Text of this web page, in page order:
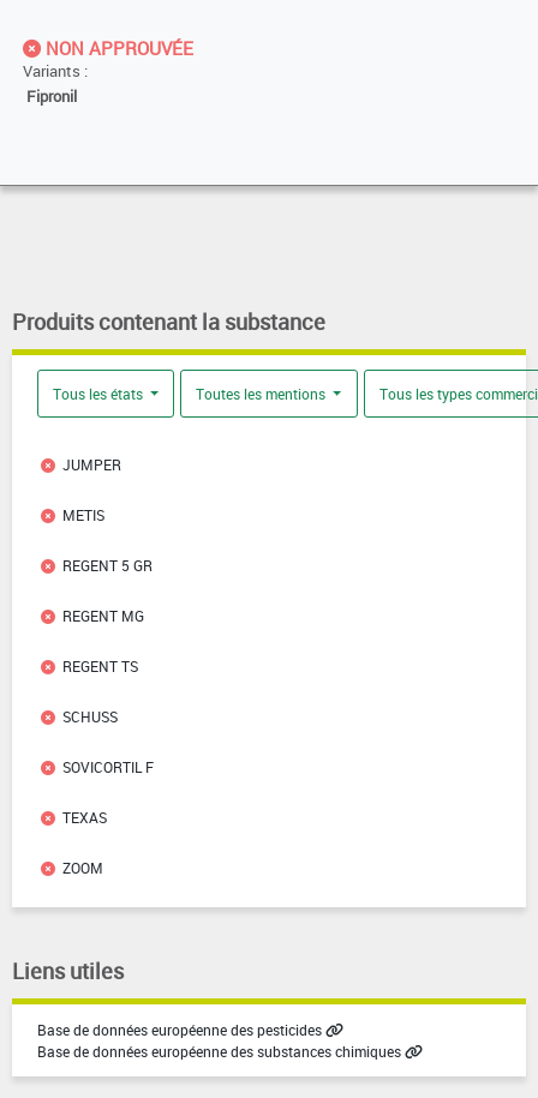
NON APPROUVÉE
Variants :
Fipronil
Produits contenant la substance
Tous les états Toutes les mentions Tous les types
JUMPER
METIS
REGENT 5 GR
REGENT MG
REGENT TS
SCHUSS
SOVICORTIL F
TEXAS
ZOOM
Liens utiles
Base de données européenne des pesticides
Base de données européenne des substances chimiques